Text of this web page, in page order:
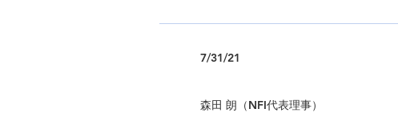
7/31/21
森田 朗（NFI代表理事）